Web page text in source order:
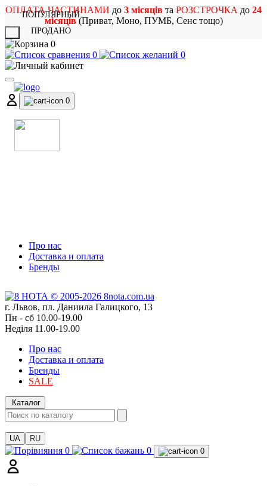
ОПЛАТА ЧАСТИНАМИ до 3 місяців та РОЗСТРОЧКА до 24
місяців(Приват, Моно, ПУМБ, Сенс тощо)
0
0
0
0
Про нас
Доставка и оплата
Бренды
г. Львов, пл. Даниила Галицкого, 13
Пн - сб 10.00-19.00
Неділя 11.00-19.00
Про нас
Доставка и оплата
Бренды
SALE
Каталог
UA RU
0 0 0
ПОПУЛЯРНЫЙ
ПРОДАНО